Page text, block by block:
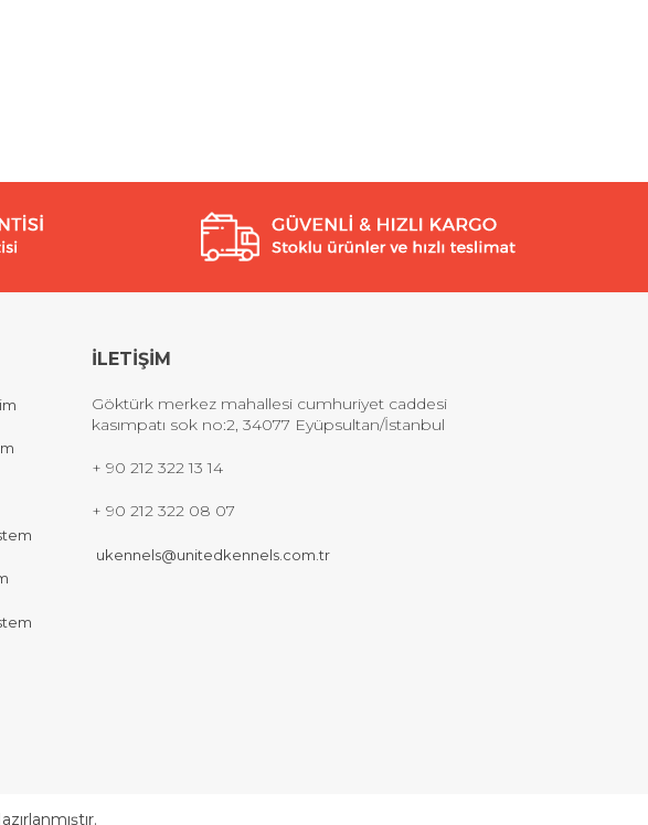
İLETİŞİM
Göktürk merkez mahallesi cumhuriyet caddesi
kasımpatı sok no:2, 34077 Eyüpsultan/İstanbul
+ 90 212 322 13 14
+ 90 212 322 08 07
ukennels@unitedkennels.com.tr